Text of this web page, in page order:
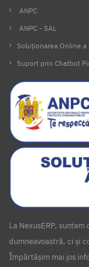
ANPC
ANPC - SAL
Soluționarea Online
Suport prin Chatbot
La NexusERP,
dumneavoastră, ci și
Împărtășim mai jos